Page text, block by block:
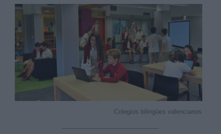
Colegios bilingües valencianos